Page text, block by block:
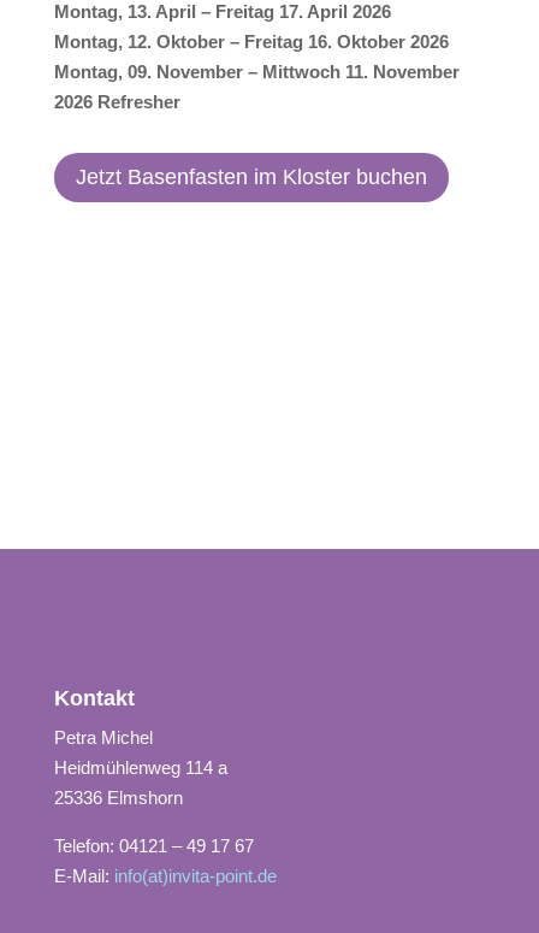
Montag, 13. April – Freitag 17. April 2026
Montag, 12. Oktober – Freitag 16. Oktober 2026
Montag, 09. November – Mittwoch 11. November
2026 Refresher
Jetzt Basenfasten im Kloster buchen
Kontakt
Petra Michel
Heidmühlenweg 114 a
25336 Elmshorn
Telefon: 04121 – 49 17 67
E-Mail: info(at)invita-point.de